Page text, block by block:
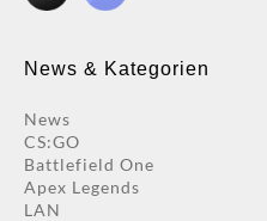
News & Kategorien
News
CS:GO
Battlefield One
Apex Legends
LAN